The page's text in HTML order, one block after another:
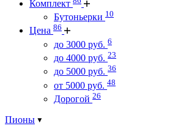
Комплект
Бутоньерки 10
Цена 86
до 3000 руб. 6
до 4000 руб. 23
до 5000 руб. 36
от 5000 руб. 48
Дорогой 26
Пионы